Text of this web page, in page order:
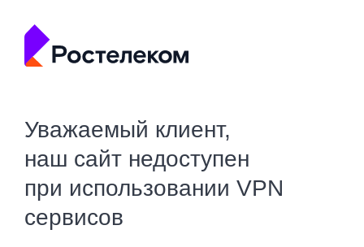
Уважаемый клиент,
наш сайт недоступен
при использовании VPN
сервисов